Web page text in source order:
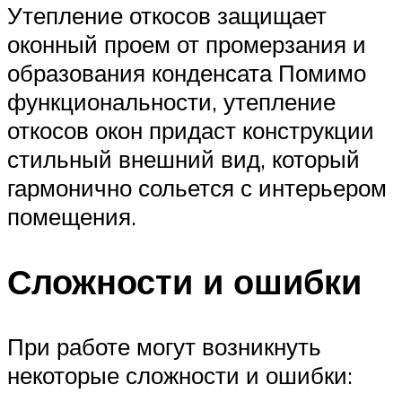
Утепление откосов защищает
оконный проем от промерзания и
образования конденсата Помимо
функциональности, утепление
откосов окон придаст конструкции
стильный внешний вид, который
гармонично сольется с интерьером
помещения.
Сложности и ошибки
При работе могут возникнуть
некоторые сложности и ошибки: